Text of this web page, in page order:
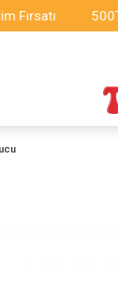
500TL ve